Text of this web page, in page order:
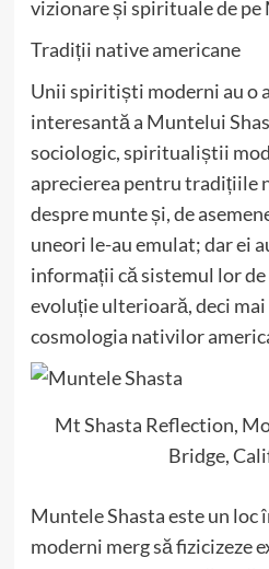
vizionare și spirituale de pe
Tradiții native americane
Unii spiritiști moderni au o
interesantă a Muntelui
sociologic, spiritualiștii
aprecierea pentru tradițiile
despre munte și, de
uneori le-au emulat; dar ei
informații că sistemul lor de
evoluție ulterioară, deci mai
cosmologia nativilor
Mt Shasta Reflection,
Bridge,
Muntele Shasta este un
moderni merg să fizicizeze